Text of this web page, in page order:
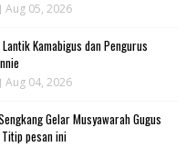
Aug 05, 2026
Kamabigus dan Pengurus
Aug 04, 2026
Gelar Musyawarah Gugus
pesan ini